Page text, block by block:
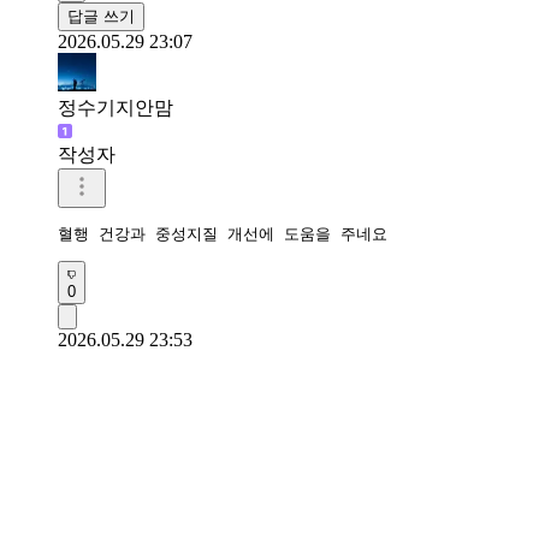
답글 쓰기
2026.05.29 23:07
정수기지안맘
작성자
혈행 건강과 중성지질 개선에 도움을 주네요
0
2026.05.29 23:53